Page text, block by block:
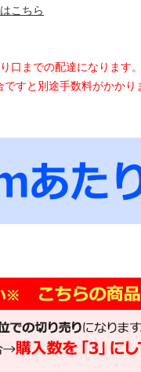
こちら
口までの配達になります
すと別途手数料がかか